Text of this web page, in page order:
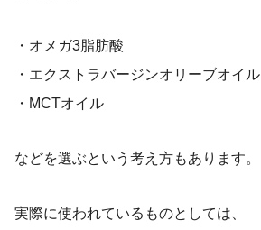
・オメガ3脂肪酸
・エクストラバージンオリーブオイル
・MCTオイル
などを選ぶという考え方もあります。
実際に使われているものとしては、